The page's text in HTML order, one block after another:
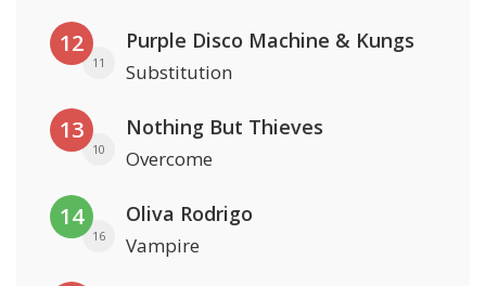
12
11
Purple Disco Machine & Kungs
Substitution
13
10
Nothing But Thieves
Overcome
14
16
Oliva Rodrigo
Vampire